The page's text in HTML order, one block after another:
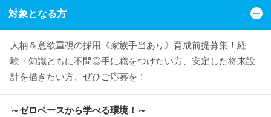
対象となる方
人柄＆意欲重視の採用《家族手当あり》育成前提募集！経
験・知識ともに不問◎手に職をつけたい方、安定した将来設
計を描きたい方、ぜひご応募を！
～ゼロベースから学べる環境！～